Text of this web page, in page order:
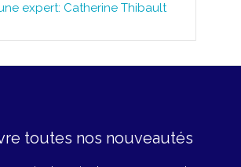
expert: Catherine Thibault
toutes nos nouveautés